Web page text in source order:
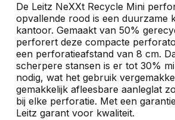
De Leitz NeXXt Recycle Mini
opvallende rood is een duurzame
kantoor. Gemaakt van 50%
perforert deze compacte
een perforatieafstand van 8 cm.
scherpere stansen is er tot 30%
nodig, wat het gebruik
gemakkelijk afleesbare aanleglat
bij elke perforatie. Met een
Leitz garant voor kwaliteit.